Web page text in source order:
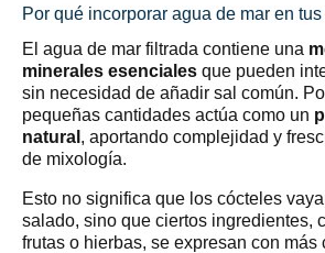
Por qué incorporar agua de mar en
El agua de mar filtrada contiene una
minerales esenciales que pueden
sin necesidad de añadir sal común.
pequeñas cantidades actúa como un
natural , aportando complejidad y
de mixología.
Esto no significa que los cócteles
salado, sino que ciertos ingredientes,
frutas o hierbas, se expresan con más